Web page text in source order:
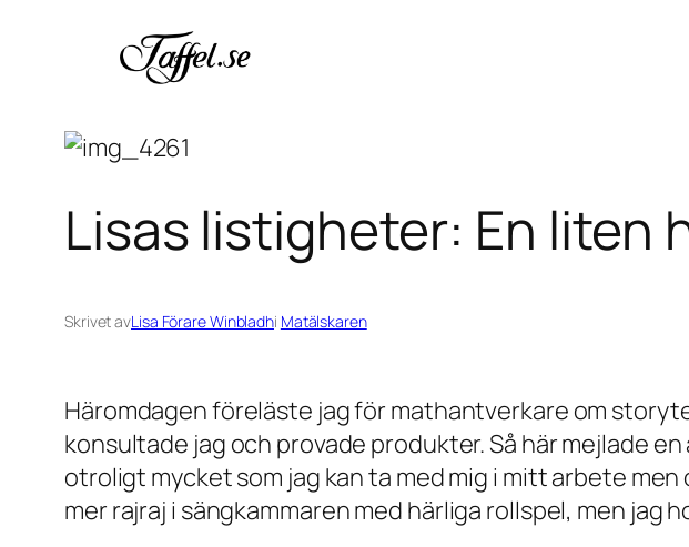
Lisas listigheter: En liten
Skrivet avLisa Förare Winbladhi Matälskaren
Häromdagen föreläste jag för mathantverkare om
konsultade jag och provade produkter. Så här mejlade
otroligt mycket som jag kan ta med mig i mitt arbete men
mer rajraj i sängkammaren med härliga rollspel, men jag